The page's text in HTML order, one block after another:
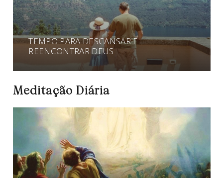
TEMPO PARA DESCANSAR E
REENCONTRAR DEUS
Meditação Diária